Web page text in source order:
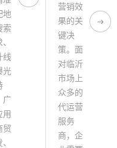
地
索
线
光
广
用
贸
营销效
果的关
键决
策。面
对临沂
市场上
众多的
代运营
服务
商，企